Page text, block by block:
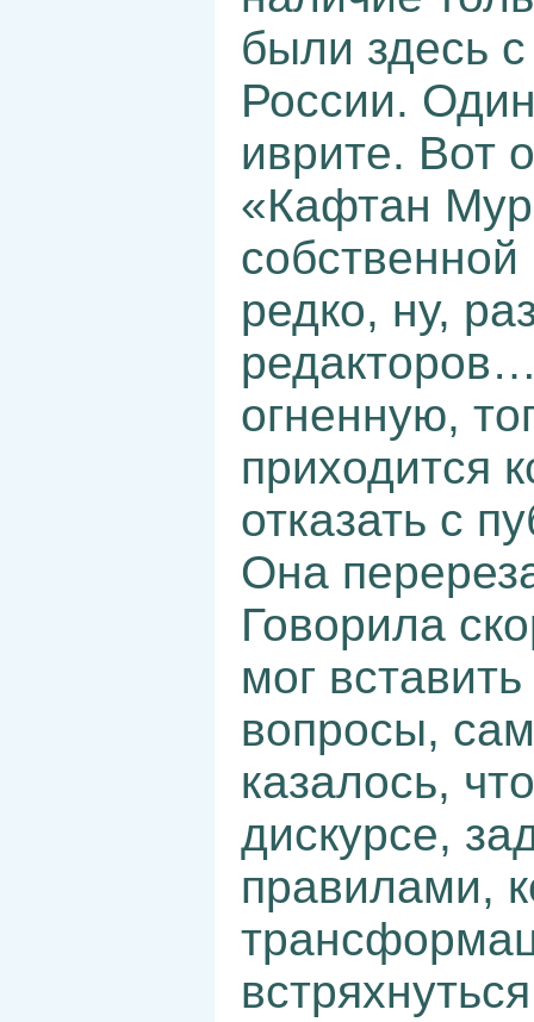
были здесь
России.
иврите. Вот
«Кафтан
редко, ну,
огненную,
приходится
отказать с
Она
Говорила
мог
вопросы,
казалось,
дискурсе,
правилами,